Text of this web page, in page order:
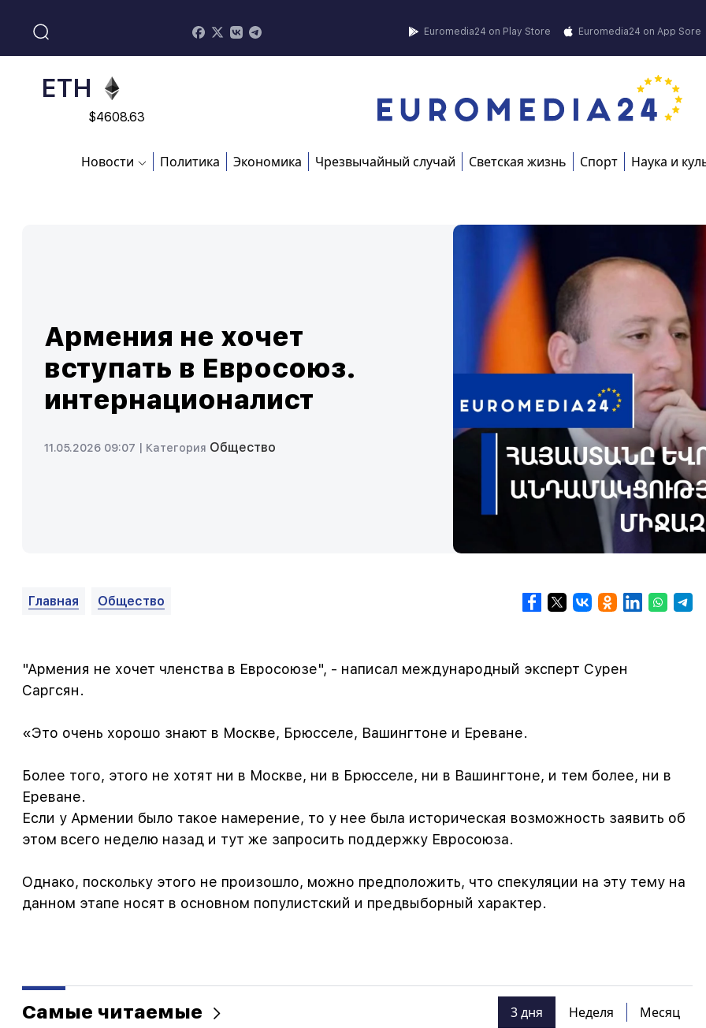
Euromedia24 on Play Store
Euromedia24 on App Sore
ADA
$0.868816
ETH
$4608.63
Новости Политика Экономика Чрезвычайный случай Светская жизнь Спорт Наука и
Армения не хочет
вступать в Евросоюз.
интернационалист
11.05.2026 09:07 | Категория Общество
Главная Общество
"Армения не хочет членства в Евросоюзе", - написал международный эксперт Сурен
Саргсян.
«Это очень хорошо знают в Москве, Брюсселе, Вашингтоне и Ереване.
Более того, этого не хотят ни в Москве, ни в Брюсселе, ни в Вашингтоне, и тем более, ни в
Ереване.
Если у Армении было такое намерение, то у нее была историческая возможность заявить об
этом всего неделю назад и тут же запросить поддержку Евросоюза.
Однако, поскольку этого не произошло, можно предположить, что спекуляции на эту тему на
данном этапе носят в основном популистский и предвыборный характер.
Самые читаемые 3 дня Неделя Месяц